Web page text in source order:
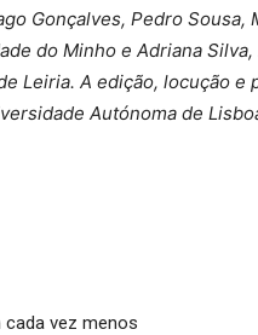
Gonçalves, Pedro
do Minho e Adriana
Leiria. A edição, locução e
Autónoma de
vez menos